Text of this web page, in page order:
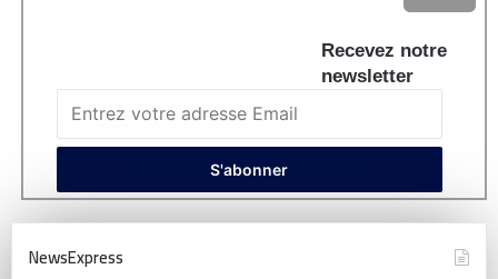
Recevez notre
newsletter
NewsExpress